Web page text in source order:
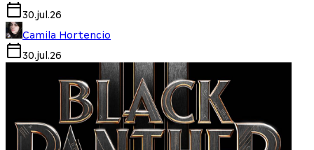
30.jul.26
Camila Hortencio
30.jul.26